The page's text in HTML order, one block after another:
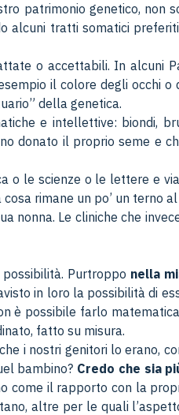
patrimonio genetico, non
alcuni tratti somatici
o accettabili. In alcuni
il colore degli occhi o
della genetica.
e intellettive: biondi,
donato il proprio seme e
o le scienze o le lettere e
rimane un po’ un terno
nonna. Le cliniche che
Purtroppo nella
in loro la possibilità di
è possibile farlo
fatto su misura.
i nostri genitori lo erano,
bambino? Credo che sia
come il rapporto con la
altre per le quali